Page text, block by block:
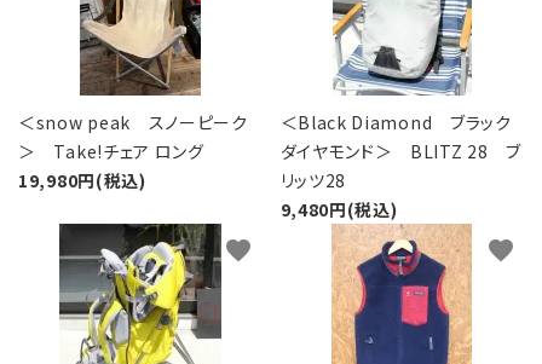
＜snow peak スノーピーク
＞ Take!チェア ロング
19,980円(税込)
＜Black Diamond ブラック
ダイヤモンド＞ BLITZ 28 ブ
リッツ28
9,480円(税込)
favorite favorite